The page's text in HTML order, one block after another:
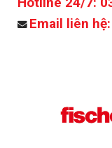
Email liên hệ: